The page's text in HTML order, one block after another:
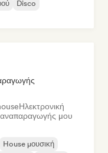
Disco
Ηλεκτρονική
αναπαραγωγής μου
House μουσική